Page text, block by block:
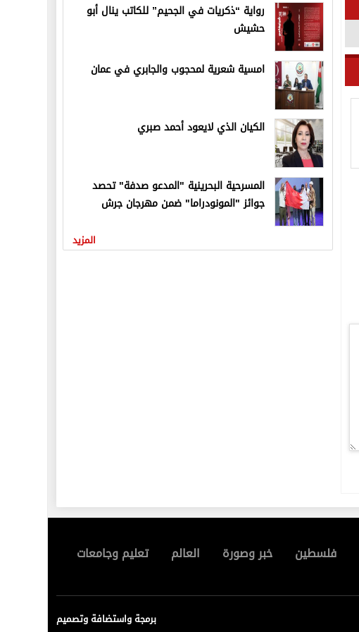
رواية “ذكريات في الجحيم” للكاتب ينال أبو
حشيش
امسية شعرية لمحجوب والجابري في عمان
الكيان الذي لايعود أحمد صبري
المسرحية البحرينية "المدعو صدفة" تحصد
جوائز "المونودراما" ضمن مهرجان جرش
المزيد
فلسطين خبر وصورة العالم تعليم وجامعات
برمجة واستضافة وتصميم